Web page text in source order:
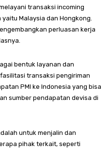
transaksi incoming
Malaysia dan Hongkong.
perluasan kerja
bentuk layanan dan
transaksi pengiriman
PMI ke Indonesia yang bisa
sumber pendapatan devisa di
untuk menjalin dan
pihak terkait, seperti